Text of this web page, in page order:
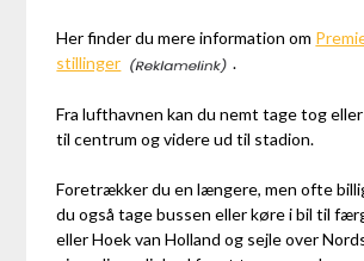
Her finder du mere information om
stillinger
.
Fra lufthavnen kan du nemt tage tog
til centrum og videre ud til stadion.
Foretrækker du en længere, men ofte
du også tage bussen eller køre i bil til
eller Hoek van Holland og sejle over